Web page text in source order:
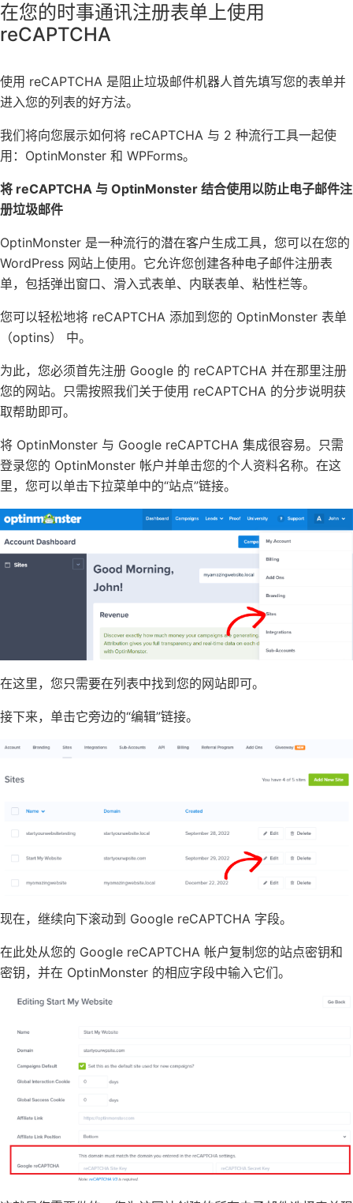
在您的时事通讯注册表单上使用
reCAPTCHA
使用 reCAPTCHA 是阻止垃圾邮件机器人首先填写您的表单并
进入您的列表的好方法。
我们将向您展示如何将 reCAPTCHA 与 2 种流行工具一起使
用：OptinMonster 和 WPForms。
将 reCAPTCHA 与 OptinMonster 结合使用以防止电子邮件注
册垃圾邮件
OptinMonster 是一种流行的潜在客户生成工具，您可以在您的
WordPress 网站上使用。它允许您创建各种电子邮件注册表
单，包括弹出窗口、滑入式表单、内联表单、粘性栏等。
您可以轻松地将 reCAPTCHA 添加到您的 OptinMonster 表单
（optins） 中。
为此，您必须首先注册 Google 的 reCAPTCHA 并在那里注册
您的网站。只需按照我们关于使用 reCAPTCHA 的分步说明获
取帮助即可。
将 OptinMonster 与 Google reCAPTCHA 集成很容易。只需
登录您的 OptinMonster 帐户并单击您的个人资料名称。在这
里，您可以单击下拉菜单中的“站点”链接。
在这里，您只需要在列表中找到您的网站即可。
接下来，单击它旁边的“编辑”链接。
现在，继续向下滚动到 Google reCAPTCHA 字段。
在此处从您的 Google reCAPTCHA 帐户复制您的站点密钥和
密钥，并在 OptinMonster 的相应字段中输入它们。